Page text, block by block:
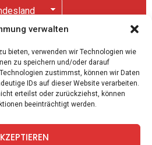
verwalten
bieten, verwenden wir Technologien wie
zu speichern und/oder darauf
zustimmst, können wir Daten
IDs auf dieser Website verarbeiten.
erteilst oder zurückziehst, können
beeinträchtigt werden.
Du unsere
.